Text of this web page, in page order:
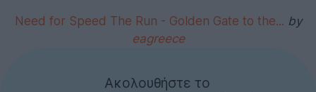
Need for Speed The Run - Golden Gate to the... by
eagreece
Ακολουθήστε το